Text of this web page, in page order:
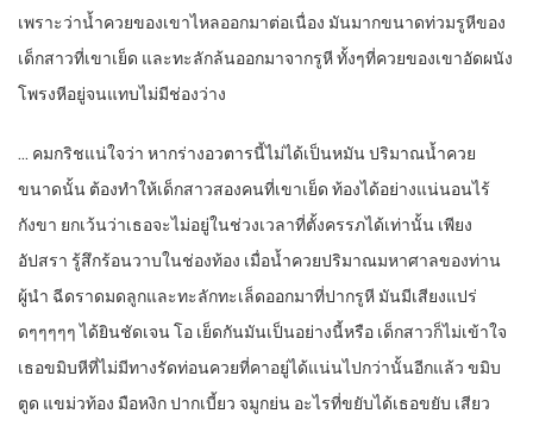
เพราะว่าน้ำควยของเขาไหลออกมาต่อเนื่อง มันมากขนาดท่วมรูหีของ
เด็กสาวที่เขาเย็ด และทะลักล้นออกมาจากรูหี ทั้งๆที่ควยของเขาอัดผนัง
โพรงหีอยู่จนแทบไม่มีช่องว่าง
… คมกริชแน่ใจว่า หากร่างอวตารนี้ไม่ได้เป็นหมัน ปริมาณน้ำควย
ขนาดนั้น ต้องทำให้เด็กสาวสองคนที่เขาเย็ด ท้องได้อย่างแน่นอนไร้
กังขา ยกเว้นว่าเธอจะไม่อยู่ในช่วงเวลาที่ตั้งครรภได้เท่านั้น เพียง
อัปสรา รู้สึกร้อนวาบในช่องท้อง เมื่อน้ำควยปริมาณมหาศาลของท่าน
ผู้นำ ฉีดราดมดลูกและทะลักทะเล็ดออกมาที่ปากรูหี มันมีเสียงแปร่
ดๆๆๆๆๆ ได้ยินชัดเจน โอ เย็ดกันมันเป็นอย่างนี้หรือ เด็กสาวก็ไม่เข้าใจ
เธอขมิบหีที่ไม่มีทางรัดท่อนควยที่คาอยู่ได้แน่นไปกว่านั้นอีกแล้ว ขมิบ
ตูด แขม่วท้อง มือหงิก ปากเบี้ยว จมูกย่น อะไรที่ขยับได้เธอขยับ เสียว